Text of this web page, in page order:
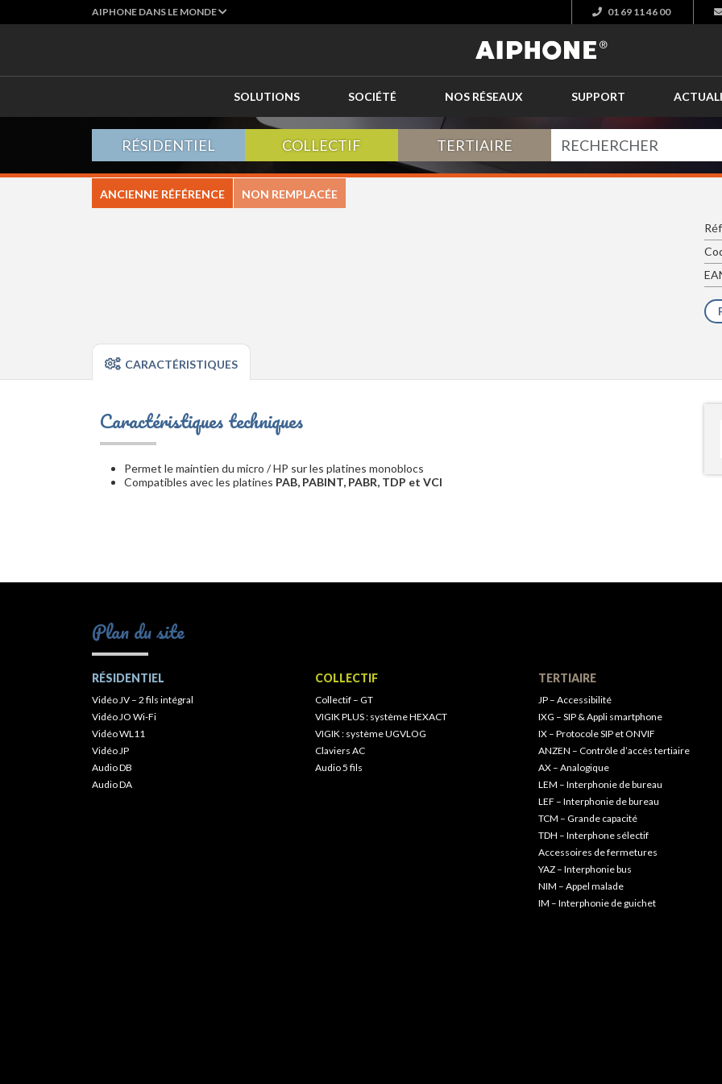
AIPHONE DANS LE MONDE 01 69 11 46 00
SOLUTIONS SOCIÉTÉ NOS RÉSEAUX SUPPORT
RÉSIDENTIEL COLLECTIF TERTIAIRE
ANCIENNE RÉFÉRENCE NON REMPLACÉE
CARACTÉRISTIQUES
Caractéristiques techniques
Permet le maintien du micro / HP sur les platines monoblocs
Compatibles avec les platines PAB, PABINT, PABR, TDP et VCI
Plan du site
RÉSIDENTIEL
Vidéo JV – 2 fils intégral
Vidéo JO Wi-Fi
Vidéo WL11
Vidéo JP
Audio DB
Audio DA
COLLECTIF
Collectif – GT
VIGIK PLUS : système HEXACT
VIGIK : système UGVLOG
Claviers AC
Audio 5 fils
TERTIAIRE
JP – Accessibilité
IXG – SIP & Appli smartphone
IX – Protocole SIP et ONVIF
ANZEN – Contrôle d’accès tertiaire
AX – Analogique
LEM – Interphonie de bureau
LEF – Interphonie de bureau
TCM – Grande capacité
TDH – Interphone sélectif
Accessoires de fermetures
YAZ – Interphonie bus
NIM – Appel malade
IM – Interphonie de guichet